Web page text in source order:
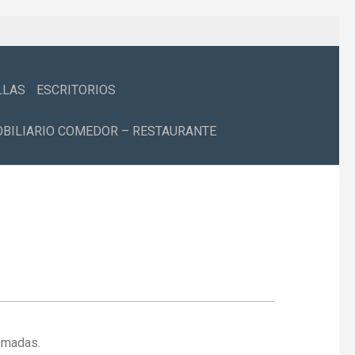
ESCRITORIOS
COMEDOR – RESTAURANTE